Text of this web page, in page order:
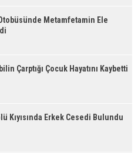
Metamfetamin Ele
Çarptığı Çocuk Hayatını Kaybetti
Kıyısında Erkek Cesedi Bulundu